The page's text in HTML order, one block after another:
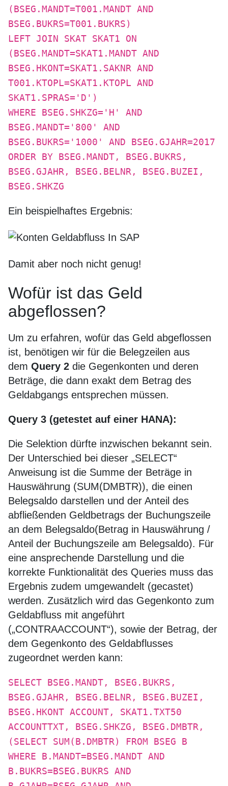
(BSEG.MANDT=T001.MANDT AND
BSEG.BUKRS=T001.BUKRS)
LEFT JOIN SKAT SKAT1 ON
(BSEG.MANDT=SKAT1.MANDT AND
BSEG.HKONT=SKAT1.SAKNR AND
T001.KTOPL=SKAT1.KTOPL AND
SKAT1.SPRAS='D')
WHERE BSEG.SHKZG='H' AND
BSEG.MANDT='800' AND
BSEG.BUKRS='1000' AND BSEG.GJAHR=2017
ORDER BY BSEG.MANDT, BSEG.BUKRS,
BSEG.GJAHR, BSEG.BELNR, BSEG.BUZEI,
BSEG.SHKZG
Ein beispielhaftes Ergebnis:
Damit aber noch nicht genug!
Wofür ist das Geld
abgeflossen?
Um zu erfahren, wofür das Geld abgeflossen
ist, benötigen wir für die Belegzeilen aus
dem Query 2 die Gegenkonten und deren
Beträge, die dann exakt dem Betrag des
Geldabgangs entsprechen müssen.
Query 3 (getestet auf einer HANA):
Die Selektion dürfte inzwischen bekannt sein.
Der Unterschied bei dieser „SELECT“
Anweisung ist die Summe der Beträge in
Hauswährung (SUM(DMBTR)), die einen
Belegsaldo darstellen und der Anteil des
abfließenden Geldbetrags der Buchungszeile
an dem Belegsaldo(Betrag in Hauswährung /
Anteil der Buchungszeile am Belegsaldo). Für
eine ansprechende Darstellung und die
korrekte Funktionalität des Queries muss das
Ergebnis zudem umgewandelt (gecastet)
werden. Zusätzlich wird das Gegenkonto zum
Geldabfluss mit angeführt
(„CONTRAACCOUNT“), sowie der Betrag, der
dem Gegenkonto des Geldabflusses
zugeordnet werden kann:
SELECT BSEG.MANDT, BSEG.BUKRS,
BSEG.GJAHR, BSEG.BELNR, BSEG.BUZEI,
BSEG.HKONT ACCOUNT, SKAT1.TXT50
ACCOUNTTXT, BSEG.SHKZG, BSEG.DMBTR,
(SELECT SUM(B.DMBTR) FROM BSEG B
WHERE B.MANDT=BSEG.MANDT AND
B.BUKRS=BSEG.BUKRS AND